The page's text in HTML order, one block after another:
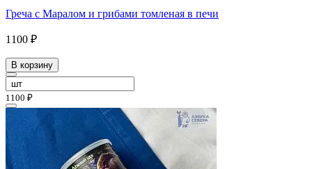
Греча с Маралом и грибами томленая в печи
1100 ₽
В корзину
1100 ₽